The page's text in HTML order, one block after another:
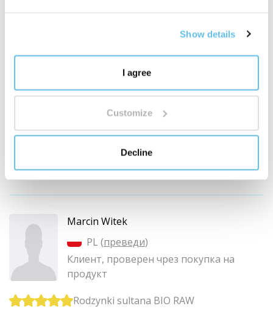
Show details
I agree
Customize
Decline
same jako słodką przekąskę. Rodzynki Bewit są
Полезна ли ви беше тази рецензия? + 1
Marcin Witek
PL (преведи)
Клиент, проверен чрез покупка на
продукт
Rodzynki sultana BIO RAW